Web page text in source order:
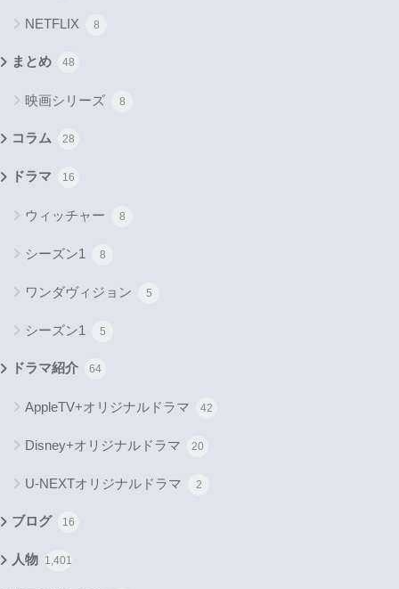
NETFLIX 8
まとめ 48
映画シリーズ 8
コラム 28
ドラマ 16
ウィッチャー 8
シーズン1 8
ワンダヴィジョン 5
シーズン1 5
ドラマ紹介 64
AppleTV+オリジナルドラマ 42
Disney+オリジナルドラマ 20
U-NEXTオリジナルドラマ 2
ブログ 16
人物 1,401